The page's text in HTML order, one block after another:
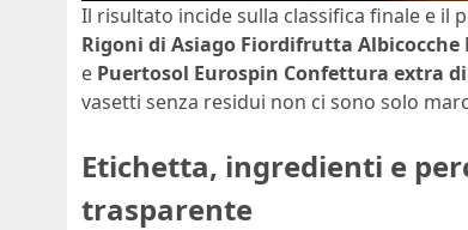
Il risultato incide sulla classifica finale e il
Rigoni di Asiago Fiordifrutta Albicocche
e Puertosol Eurospin Confettura extra
vasetti senza residui non ci sono solo
Etichetta, ingredienti e
trasparente